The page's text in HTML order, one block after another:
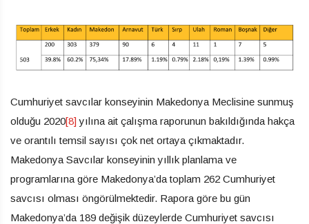
Cumhuriyet savcılar konseyinin Makedonya Meclisine sunmuş
olduğu 2020[8]yılına ait çalışma raporunun bakıldığında hakça
ve orantılı temsil sayısı çok net ortaya çıkmaktadır.
Makedonya Savcılar konseyinin yıllık planlama ve
programlarına göre Makedonya’da toplam 262 Cumhuriyet
savcısı olması öngörülmektedir. Rapora göre bu gün
Makedonya’da 189 değişik düzeylerde Cumhuriyet savcısı